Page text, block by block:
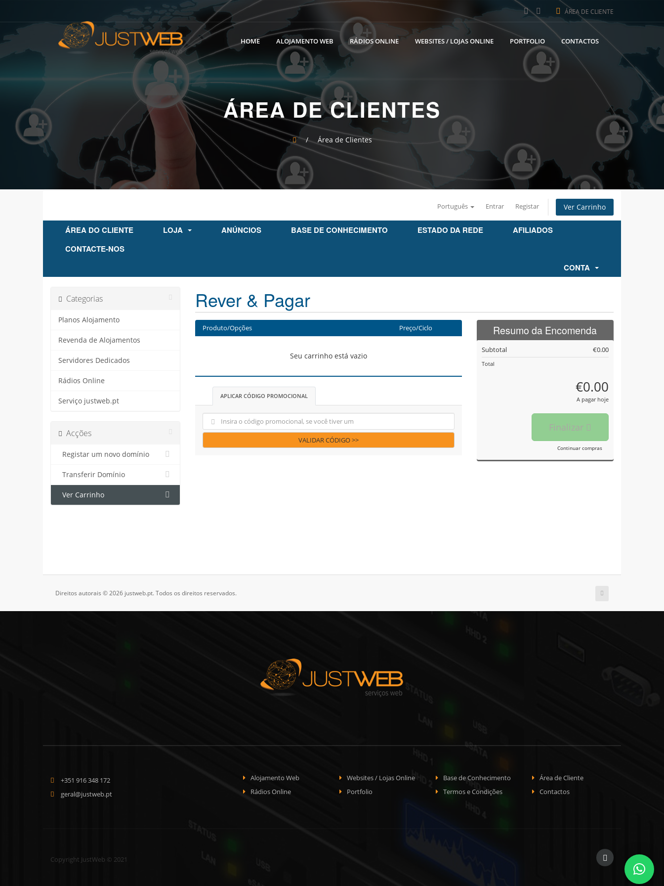
ÁREA DE CLIENTE
HOME ALOJAMENTO WEB RÁDIOS ONLINE WEBSITES / LOJAS ONLINE PORTFOLIO CONTACTOS
ÁREA DE CLIENTES
/ Área de Clientes
Português Entrar Registar Ver Carrinho
ÁREA DO CLIENTE LOJA ANÚNCIOS BASE DE CONHECIMENTO ESTADO DA REDE
AFILIADOS
CONTACTE-NOS
CONTA
Categorias
Planos Alojamento
Revenda de Alojamentos
Servidores Dedicados
Rádios Online
Serviço justweb.pt
Acções
Registar um novo domínio
Transferir Domínio
Ver Carrinho
Rever & Pagar
Produto/Opções Preço/Ciclo
Seu carrinho está vazio
APLICAR CÓDIGO PROMOCIONAL
VALIDAR CÓDIGO >>
Resumo da Encomenda
Subtotal €0.00
Total
€0.00
A pagar hoje
Finalizar
Continuar compras
Direitos autorais © 2026 justweb.pt. Todos os direitos reservados.
+351 916 348 172
geral@justweb.pt
Alojamento Web
Rádios Online
Websites / Lojas Online
Portfolio
Base de Conhecimento
Termos e Condições
Área de Cliente
Contactos
Copyright JustWeb © 2021